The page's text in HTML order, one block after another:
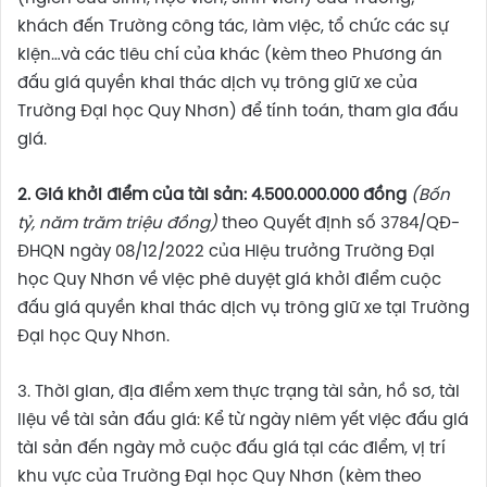
khách đến Trường công tác, làm việc, tổ chức các sự
kiện…và các tiêu chí của khác (kèm theo Phương án
đấu giá quyền khai thác dịch vụ trông giữ xe của
Trường Đại học Quy Nhơn) để tính toán, tham gia đấu
giá.
2. Giá khởi điểm của tài sản: 4.500.000.000 đồng (Bốn
tỷ, năm trăm triệu đồng) theo Quyết định số 3784/QĐ-
ĐHQN ngày 08/12/2022 của Hiệu trưởng Trường Đại
học Quy Nhơn về việc phê duyệt giá khởi điểm cuộc
đấu giá quyền khai thác dịch vụ trông giữ xe tại Trường
Đại học Quy Nhơn.
3. Thời gian, địa điểm xem thực trạng tài sản, hồ sơ, tài
liệu về tài sản đấu giá: Kể từ ngày niêm yết việc đấu giá
tài sản đến ngày mở cuộc đấu giá tại các điểm, vị trí
khu vực của Trường Đại học Quy Nhơn (kèm theo